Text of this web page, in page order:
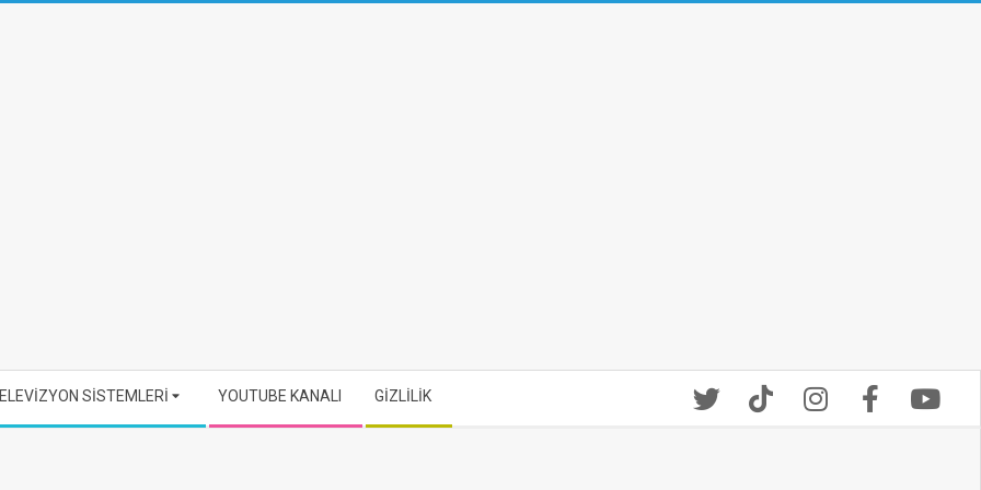
SİSTEMLERİ YOUTUBE KANALI GİZLİLİK